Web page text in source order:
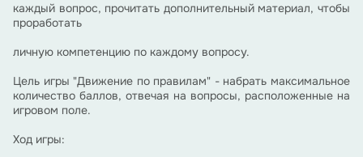
каждый вопрос, прочитать дополнительный материал, чтобы
проработать
личную компетенцию по каждому вопросу.
Цель игры "Движение по правилам" - набрать максимальное
количество баллов, отвечая на вопросы, расположенные на
игровом поле.
Ход игры: